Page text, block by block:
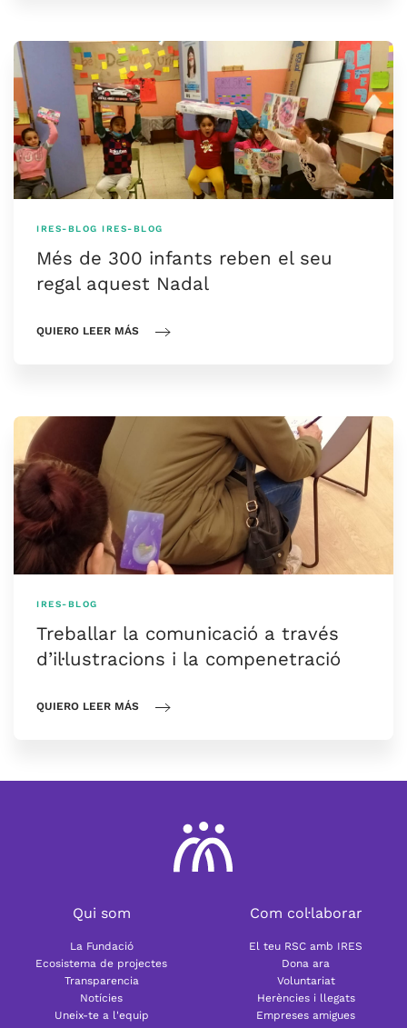
IRES-BLOG IRES-BLOG
Més de 300 infants reben el seu
regal aquest Nadal
QUIERO LEER MÁS
IRES-BLOG
Treballar la comunicació a través
d’il·lustracions i la compenetració
QUIERO LEER MÁS
Qui som
La Fundació
Ecosistema de projectes
Transparencia
Notícies
Uneix-te a l'equip
Com col·laborar
El teu RSC amb IRES
Dona ara
Voluntariat
Herències i llegats
Empreses amigues